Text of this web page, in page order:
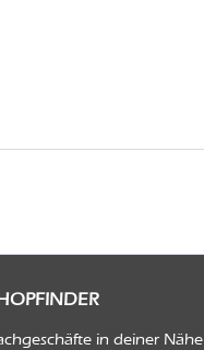
in deiner Nähe